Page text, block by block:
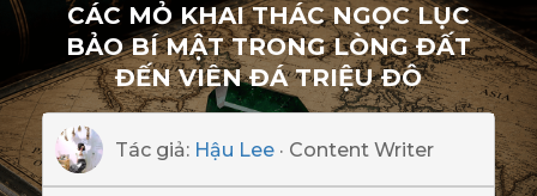
CÁC MỎ KHAI THÁC NGỌC LỤC
BẢO BÍ MẬT TRONG LÒNG ĐẤT
ĐẾN VIÊN ĐÁ TRIỆU ĐÔ
Tác giả: Hậu Lee · Content Writer